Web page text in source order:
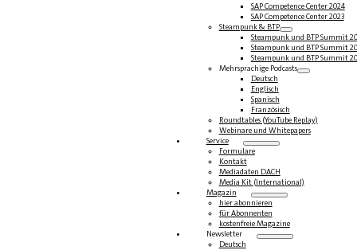
SAP Competence Center 2024
SAP Competence Center 2023
Steampunk & BTP
Steampunk und BTP Summit
Steampunk und BTP Summit
Steampunk und BTP Summit
Mehrsprachige Podcasts
Deutsch
Englisch
Spanisch
Französisch
Roundtables (YouTube Replay)
Webinare und Whitepapers
Service
Formulare
Kontakt
Mediadaten DACH
Media Kit (International)
Magazin
hier abonnieren
für Abonnenten
kostenfreie Magazine
Newsletter
Deutsch